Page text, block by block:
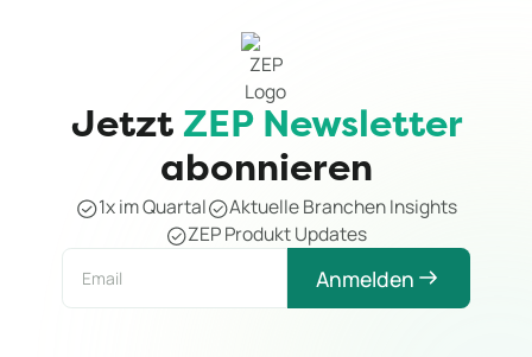
Jetzt ZEP Newsletter
abonnieren
1x im Quartal
Aktuelle Branchen Insights
ZEP Produkt Updates
Anmelden